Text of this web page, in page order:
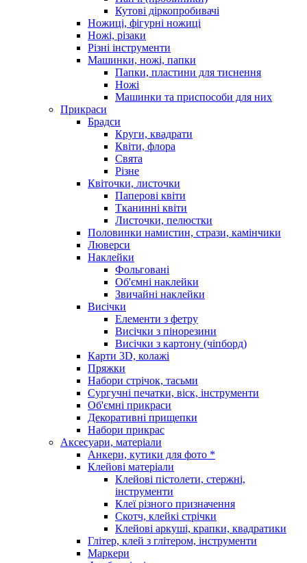
Кутові діркопробивачі
Ножиці, фігурні ножиці
Ножі, різаки
Різні інструменти
Машинки, ножі, папки
Папки, пластини для тиснення
Ножі
Машинки та приспособи для них
Прикраси
Брадси
Круги, квадрати
Квіти, флора
Свята
Різне
Квіточки, листочки
Паперові квіти
Тканинні квіти
Листочки, пелюстки
Половинки намистин, стрази, камінчики
Люверси
Наклейки
Фольговані
Об'ємні наклейки
Звичайні наклейки
Висічки
Елементи з фетру
Висічки з пінорезини
Висічки з картону (чіпборд)
Карти 3D, колажі
Пряжки
Набори стрічок, тасьми
Сургучні печатки, віск, інструменти
Об'ємні прикраси
Декоративні прищепки
Набори прикрас
Аксесуари, матеріали
Анкери, кутики для фото *
Клейові матеріали
Клейові пістолети, стержні,
інструменти
Клеї різного призначення
Скотч, клейкі стрічки
Клейові аркуші, крапки, квадратики
Глітер, клей з глітером, інструменти
Маркери